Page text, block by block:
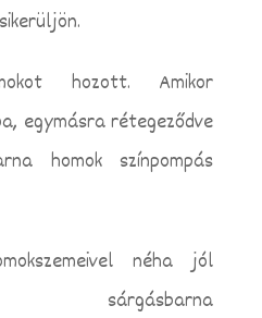
hozott. Amikor
egymásra rétegeződve
homok színpompás
néha jól
sárgásbarna